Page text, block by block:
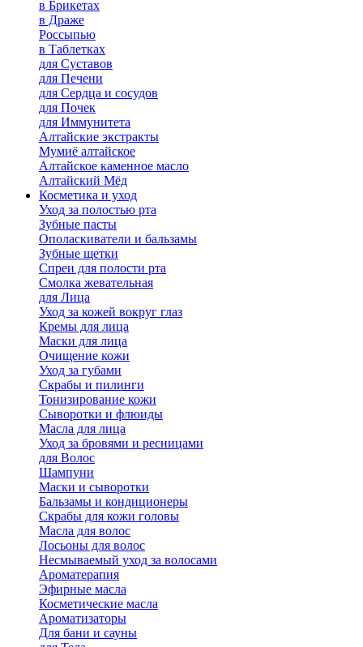
в Брикетах
в Драже
Россыпью
в Таблетках
для Cуставов
для Печени
для Сердца и сосудов
для Почек
для Иммунитета
Алтайские экстракты
Мумиё алтайское
Алтайское каменное масло
Алтайский Мёд
Косметика и уход
Уход за полостью рта
Зубные пасты
Ополаскиватели и бальзамы
Зубные щетки
Спреи для полости рта
Смолка жевательная
для Лица
Уход за кожей вокруг глаз
Кремы для лица
Маски для лица
Очищение кожи
Уход за губами
Скрабы и пилинги
Тонизирование кожи
Сыворотки и флюиды
Масла для лица
Уход за бровями и ресницами
для Волос
Шампуни
Маски и сыворотки
Бальзамы и кондиционеры
Скрабы для кожи головы
Масла для волос
Лосьоны для волос
Несмываемый уход за волосами
Ароматерапия
Эфирные масла
Косметические масла
Ароматизаторы
Для бани и сауны